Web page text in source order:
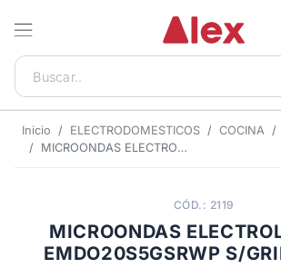
Inicio ELECTRODOMESTICOS COCINA
MICROONDAS ELECTROLUX DIG. EMDO20S5GSRWP S/GRILL 20LTS
CÓD.: 2119
MICROONDAS
EMDO20S5GSRWP S/